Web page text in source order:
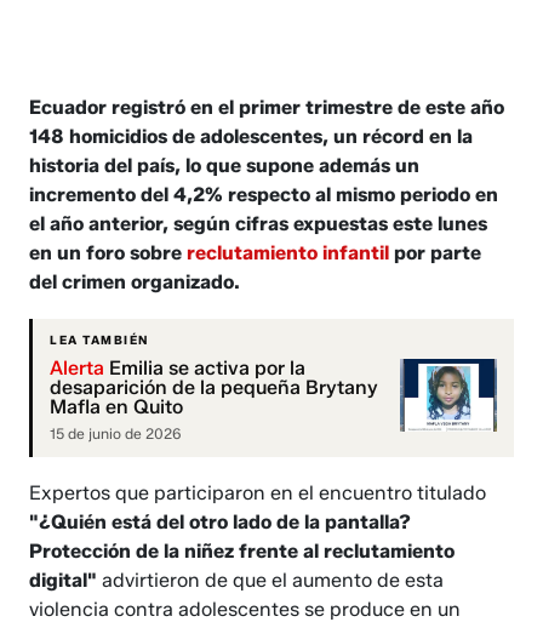
Ecuador registró en el primer trimestre de este año
148 homicidios de adolescentes, un récord en la
historia del país, lo que supone además un
incremento del 4,2% respecto al mismo periodo en
el año anterior, según cifras expuestas este lunes
en un foro sobrereclutamiento infantil por parte
del crimen organizado.
LEA TAMBIÉN
Alerta Emilia se activa por la
desaparición de la pequeña Brytany
Mafla en Quito
15 de junio de 2026
Expertos que participaron en el encuentro titulado
"¿Quién está del otro lado de la pantalla?
Protección de la niñez frente al reclutamiento
digital" advirtieron de que el aumento de esta
violencia contra adolescentes se produce en un